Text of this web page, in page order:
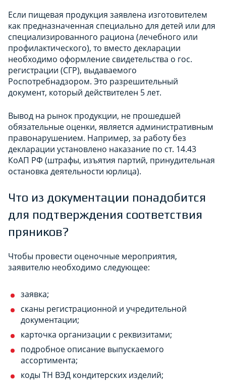
Если пищевая продукция заявлена изготовителем
как предназначенная специально для детей или для
специализированного рациона (лечебного или
профилактического), то вместо декларации
необходимо оформление свидетельства о гос.
регистрации (СГР), выдаваемого
Роспотребнадзором. Это разрешительный
документ, который действителен 5 лет.
Вывод на рынок продукции, не прошедшей
обязательные оценки, является административным
правонарушением. Например, за работу без
декларации установлено наказание по ст. 14.43
КоАП РФ (штрафы, изъятия партий, принудительная
остановка деятельности юрлица).
Что из документации понадобится
для подтверждения соответствия
пряников?
Чтобы провести оценочные мероприятия,
заявителю необходимо следующее:
заявка;
сканы регистрационной и учредительной
документации;
карточка организации с реквизитами;
подробное описание выпускаемого
ассортимента;
коды ТН ВЭД кондитерских изделий;